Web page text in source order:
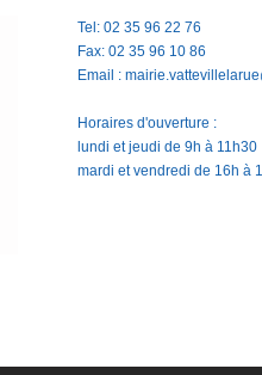
Tel: 02 35 96 22 76
Fax: 02 35 96 10 86
Email :
Horaires d'ouverture :
lundi et jeudi de 9h à 11h30
mardi et vendredi de 16h à